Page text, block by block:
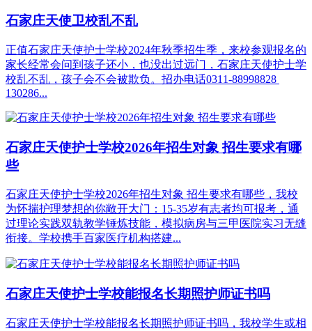
石家庄天使卫校乱不乱
正值石家庄天使护士学校2024年秋季招生季，来校参观报名的
家长经常会问到孩子还小，也没出过远门，石家庄天使护士学
校乱不乱，孩子会不会被欺负。招办电话0311-88998828
130286...
石家庄天使护士学校2026年招生对象 招生要求有哪
些
石家庄天使护士学校2026年招生对象 招生要求有哪些，我校
为怀揣护理梦想的你敞开大门：15-35岁有志者均可报考，通
过理论实践双轨教学锤炼技能，模拟病房与三甲医院实习无缝
衔接。学校携手百家医疗机构搭建...
石家庄天使护士学校能报名长期照护师证书吗
‌石家庄天使护士学校能报名长期照护师证书吗，我校学生或相